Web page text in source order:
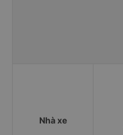
Nhà xe